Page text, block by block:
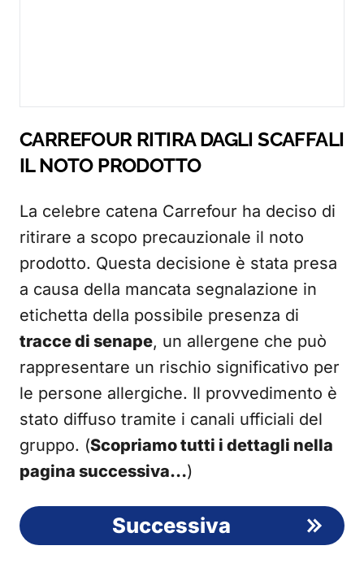
CARREFOUR RITIRA DAGLI SCAFFALI
IL NOTO PRODOTTO
La celebre catena Carrefour ha deciso di
ritirare a scopo precauzionale il noto
prodotto. Questa decisione è stata presa
a causa della mancata segnalazione in
etichetta della possibile presenza di
tracce di senape, un allergene che può
rappresentare un rischio significativo per
le persone allergiche. Il provvedimento è
stato diffuso tramite i canali ufficiali del
gruppo. (Scopriamo tutti i dettagli nella
pagina successiva…)
Successiva